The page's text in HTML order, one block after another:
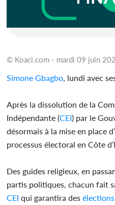
© Koaci.com - mardi 09 juin
Simone Gbagbo , lundi avec
Après la dissolution de la
Indépendante (CEI) par le
désormais à la mise en place
processus électoral en Côte
Des guides religieux, en
partis politiques, chacun fait
CEI qui garantira desélections